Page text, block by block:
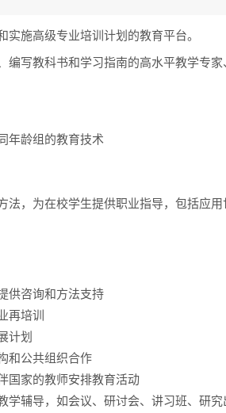
施高级专业培训计划的教育平台。
编写教科书和学习指南的高水平教学专
年龄组的教育技术
法，为在校学生提供职业指导，包括应用
供咨询和方法支持
再培训
计划
和公共组织合作
国家的教师安排教育活动
学辅导，如会议、研讨会、讲习班、研究